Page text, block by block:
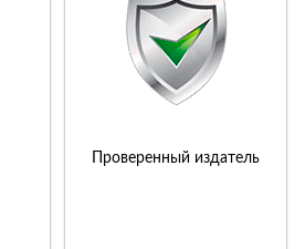
Проверенный издатель